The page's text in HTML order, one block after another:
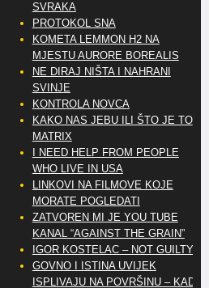
SVRAKA
PROTOKOL SNA
KOMETA LEMMON H2 NA
MJESTU AURORE BOREALIS
NE DIRAJ NIŠTA I NAHRANI
SVINJE
KONTROLA NOVCA
KAKO NAS JEBU ILI ŠTO JE TO
MATRIX
I NEED HELP FROM PEOPLE
WHO LIVE IN USA
LINKOVI NA FILMOVE KOJE
MORATE POGLEDATI
ZATVOREN MI JE YOU TUBE
KANAL “AGAINST THE GRAIN”
IGOR KOSTELAC – NOT GUILTY
GOVNO I ISTINA UVIJEK
ISPLIVAJU NA POVRŠINU – KAD